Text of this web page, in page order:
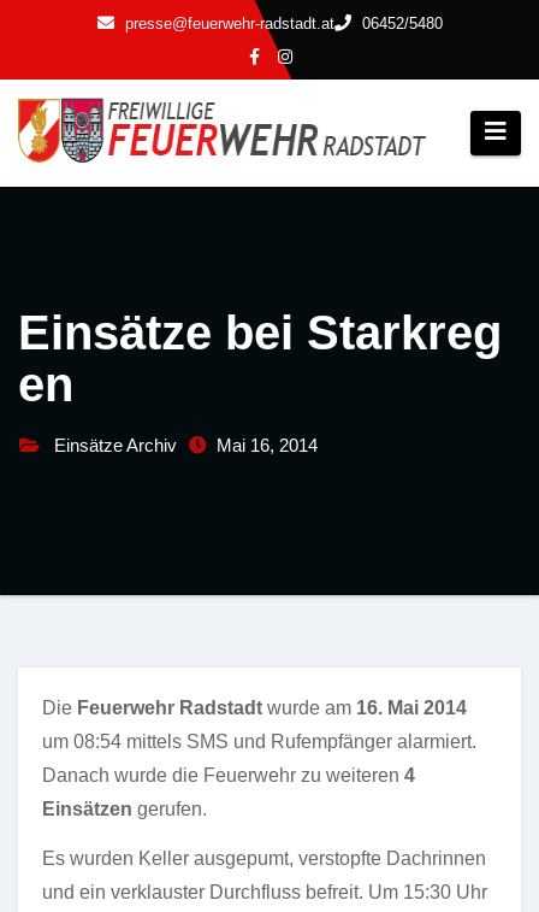
springen
presse@feuerwehr-radstadt.at 06452/5480
Einsätze bei Starkreg
en
Einsätze Archiv Mai 16, 2014
Die Feuerwehr Radstadt wurde am 16. Mai 2014
um 08:54 mittels SMS und Rufempfänger alarmiert.
Danach wurde die Feuerwehr zu weiteren 4
Einsätzen gerufen.
Es wurden Keller ausgepumt, verstopfte Dachrinnen
und ein verklauster Durchfluss befreit. Um 15:30 Uhr